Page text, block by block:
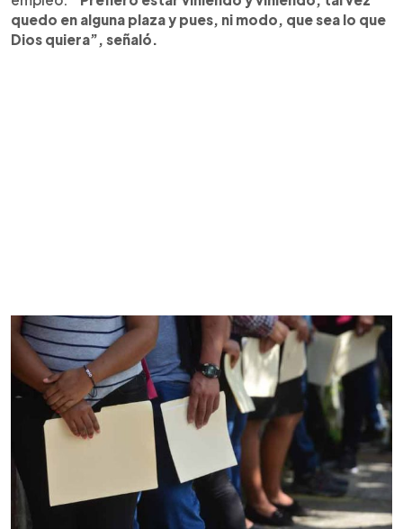
quedo en alguna plaza y pues, ni modo, que sea lo que
Dios quiera”, señaló.